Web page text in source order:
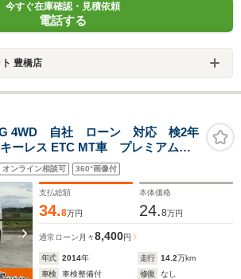
今すぐ在庫確認・見積依頼
電話する
豊橋店
G 4WD 自社 ローン 対応 検2年
ーレス ETC MT車 プレミアムホ
道 対応
オンライン相談可 360°画像付
支払総額
34.8万円
本体価格
24.8万円
通常ローン 月々8,400円
年式 2014年 走行 14.2万km
車検
車検整備付 修復
なし